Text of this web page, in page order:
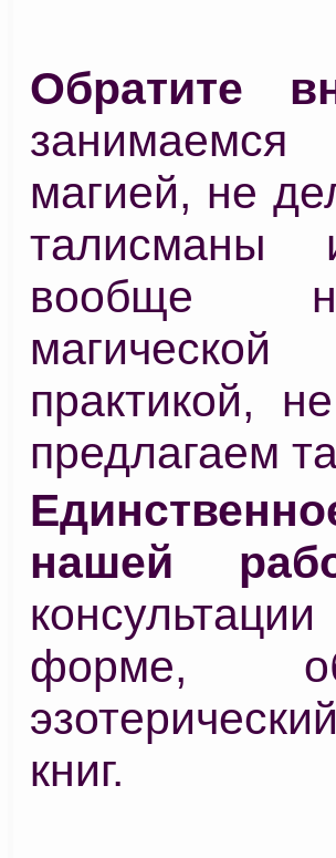
Обратите
занимаемся
магией, не
вообще
практикой,
предлагаем
нашей
форме,
книг.